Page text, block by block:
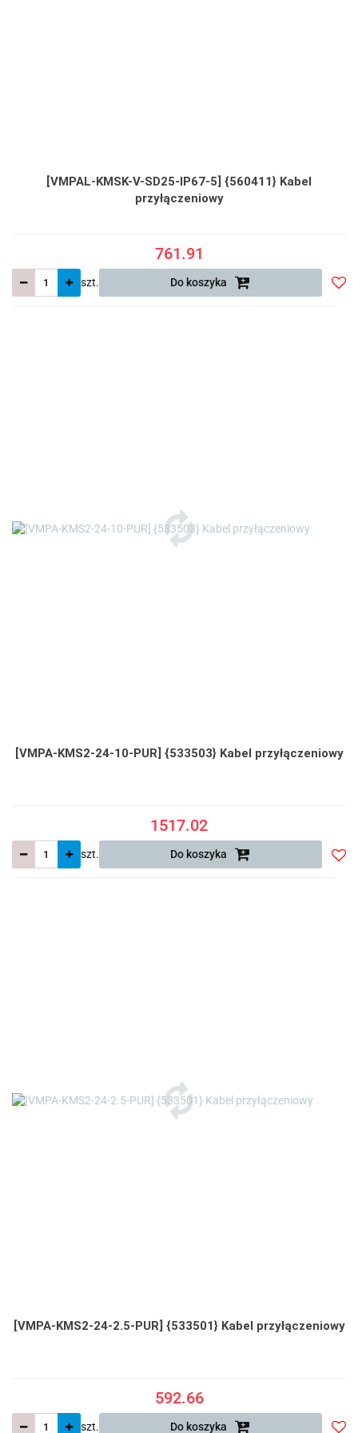
[VMPAL-KMSK-V-SD25-IP67-5] {560411} Kabel
przyłączeniowy
761.91
szt. Do koszyka
[VMPA-KMS2-24-10-PUR] {533503} Kabel przyłączeniowy
1517.02
szt. Do koszyka
[VMPA-KMS2-24-2.5-PUR] {533501} Kabel przyłączeniowy
592.66
szt. Do koszyka